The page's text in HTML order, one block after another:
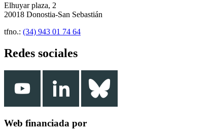
Elhuyar plaza, 2
20018 Donostia-San Sebastián
tfno.: (34) 943 01 74 64
Redes sociales
Web financiada por